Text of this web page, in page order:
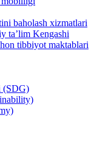
baholash xizmatlari
ta’lim Kengashi
tibbiyot maktablari
(SDG)